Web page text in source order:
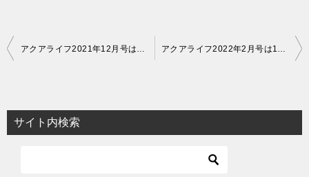
投
ビ
ゲ
サイト内検索